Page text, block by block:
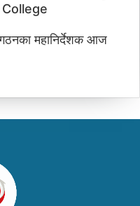
महानिर्देशक आज